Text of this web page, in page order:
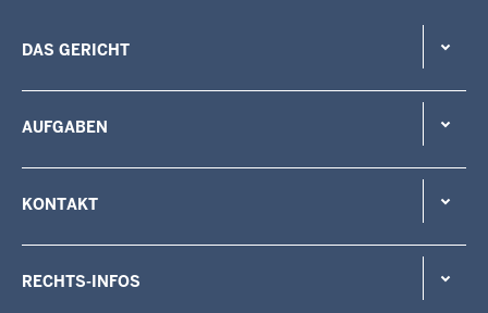
DAS GERICHT
AUFGABEN
KONTAKT
RECHTS-INFOS